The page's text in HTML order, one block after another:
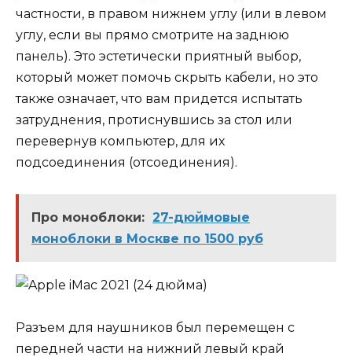
частности, в правом нижнем углу (или в левом
углу, если вы прямо смотрите на заднюю
панель). Это эстетически приятный выбор,
который может помочь скрыть кабели, но это
также означает, что вам придется испытать
затруднения, протиснувшись за стол или
перевернув компьютер, для их
подсоединения (отсоединения).
Про моноблоки: 27-дюймовые
моноблоки в Москве по 1500 руб
Разъем для наушников был перемещен с
передней части на нижний левый край